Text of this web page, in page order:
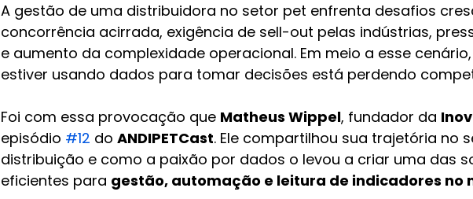
A gestão de uma distribuidora no setor pet enfrenta desafios
concorrência acirrada, exigência de sell-out pelas indústrias,
e aumento da complexidade operacional. Em meio a esse
estiver usando dados para tomar decisões está perdendo
Foi com essa provocação que Matheus Wippel, fundador da
episódio #12 do ANDIPETCast. Ele compartilhou sua trajetória no
distribuição e como a paixão por dados o levou a criar uma das
eficientes para gestão, automação e leitura de indicadores no